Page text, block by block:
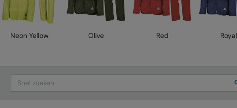
Neon Yellow Olive Red Royal
Search